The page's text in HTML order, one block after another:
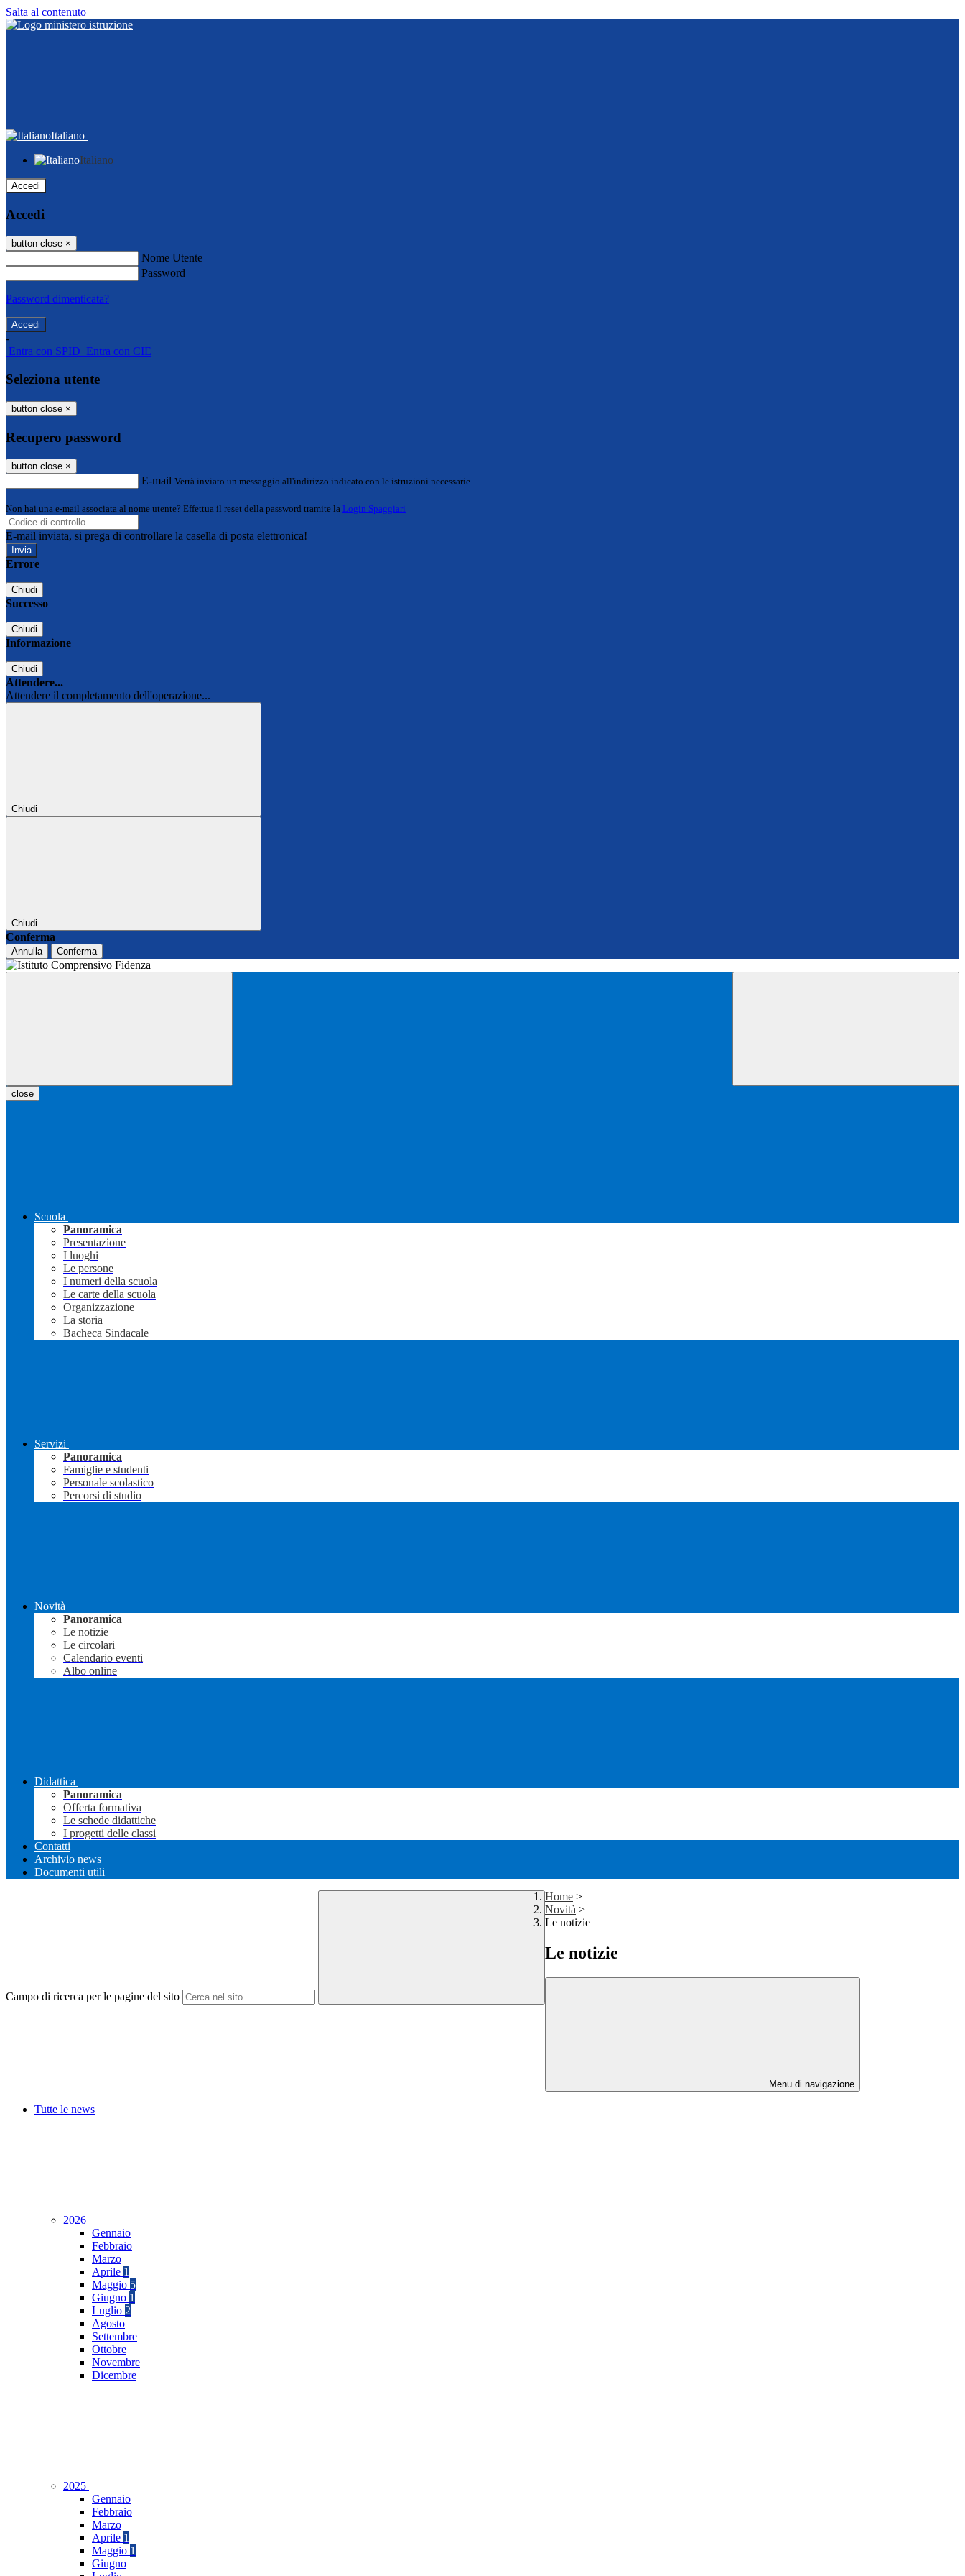
Salta al contenuto
Italiano
Italiano
Accedi
Accedi
button close ×
Nome Utente
Password
Password dimenticata?
-
Entra con SPID Entra con CIE
Seleziona utente
button close ×
Recupero password
button close ×
E-mail Verrà inviato un messaggio all'indirizzo indicato con le istruzioni necessarie.
Non hai una e-mail associata al nome utente? Effettua il reset della password tramite la Login Spaggiari
E-mail inviata, si prega di controllare la casella di posta elettronica!
Errore
Chiudi
Successo
Chiudi
Informazione
Chiudi
Attendere...
Attendere il completamento dell'operazione...
Chiudi
Chiudi
Conferma
Annulla Conferma
close
Scuola
Panoramica
Presentazione
I luoghi
Le persone
I numeri della scuola
Le carte della scuola
Organizzazione
La storia
Bacheca Sindacale
Servizi
Panoramica
Famiglie e studenti
Personale scolastico
Percorsi di studio
Novità
Panoramica
Le notizie
Le circolari
Calendario eventi
Albo online
Didattica
Panoramica
Offerta formativa
Le schede didattiche
I progetti delle classi
Contatti
Archivio news
Documenti utili
Campo di ricerca per le pagine del sito
Home >
Novità >
Le notizie
Le notizie
Menu di navigazione
Tutte le news
2026
Gennaio
Febbraio
Marzo
Aprile 1
Maggio 5
Giugno 1
Luglio 2
Agosto
Settembre
Ottobre
Novembre
Dicembre
2025
Gennaio
Febbraio
Marzo
Aprile 1
Maggio 1
Giugno